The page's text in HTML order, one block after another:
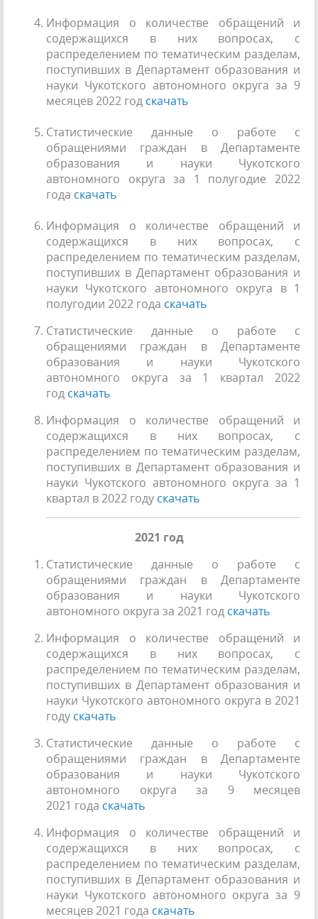
Информация о количестве обращений и
содержащихся в них вопросах, с
распределением по тематическим разделам,
поступивших в Департамент образования и
науки Чукотского автономного округа за 9
месяцев 2022 год скачать
Статистические данные о работе с
обращениями граждан в Департаменте
образования и науки Чукотского
автономного округа за 1 полугодие 2022
года скачать
Информация о количестве обращений и
содержащихся в них вопросах, с
распределением по тематическим разделам,
поступивших в Департамент образования и
науки Чукотского автономного округа в 1
полугодии 2022 года скачать
Статистические данные о работе с
обращениями граждан в Департаменте
образования и науки Чукотского
автономного округа за 1 квартал 2022
год скачать
Информация о количестве обращений и
содержащихся в них вопросах, с
распределением по тематическим разделам,
поступивших в Департамент образования и
науки Чукотского автономного округа за 1
квартал в 2022 году скачать
2021 год
Статистические данные о работе с
обращениями граждан в Департаменте
образования и науки Чукотского
автономного округа за 2021 год скачать
Информация о количестве обращений и
содержащихся в них вопросах, с
распределением по тематическим разделам,
поступивших в Департамент образования и
науки Чукотского автономного округа в 2021
году скачать
Статистические данные о работе с
обращениями граждан в Департаменте
образования и науки Чукотского
автономного округа за 9 месяцев
2021 года скачать
Информация о количестве обращений и
содержащихся в них вопросах, с
распределением по тематическим разделам,
поступивших в Департамент образования и
науки Чукотского автономного округа за 9
месяцев 2021 года скачать